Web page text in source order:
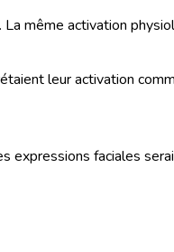
. La même activation
leur activation
expressions faciales